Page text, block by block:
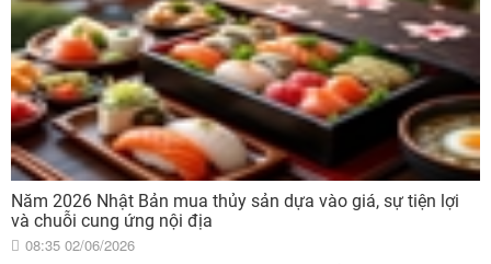
Năm 2026 Nhật Bản mua thủy sản dựa vào giá, sự tiện lợi
và chuỗi cung ứng nội địa
08:35 02/06/2026